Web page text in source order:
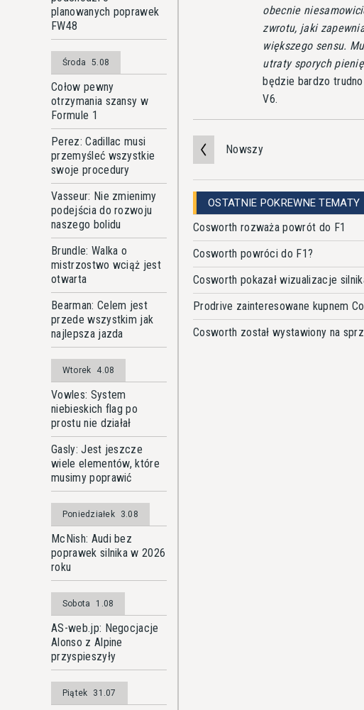
planowanych poprawek
FW48
Środa 5.08
Cołow pewny
otrzymania szansy w
Formule 1
Perez: Cadillac musi
przemyśleć wszystkie
swoje procedury
Vasseur: Nie zmienimy
podejścia do rozwoju
naszego bolidu
Brundle: Walka o
mistrzostwo wciąż jest
otwarta
Bearman: Celem jest
przede wszystkim jak
najlepsza jazda
Wtorek 4.08
Vowles: System
niebieskich flag po
prostu nie działał
Gasly: Jest jeszcze
wiele elementów, które
musimy poprawić
Poniedziałek 3.08
McNish: Audi bez
poprawek silnika w 2026
roku
Sobota 1.08
AS-web.jp: Negocjacje
Alonso z Alpine
przyspieszyły
Piątek 31.07
obecnie
zwrotu, jaki
większego sensu.
utraty sporych
będzie bardzo
V6.
Nowszy
OSTATNIE POKREWNE TEMATY
Cosworth rozważa powrót do F1
Cosworth powróci do F1?
Cosworth pokazał wizualizacje
Prodrive zainteresowane kupnem
Cosworth został wystawiony na